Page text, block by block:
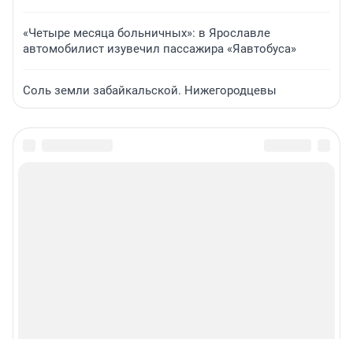
«Четыре месяца больничных»: в Ярославле
автомобилист изувечил пассажира «Яавтобуса»
Соль земли забайкальской. Нижегородцевы